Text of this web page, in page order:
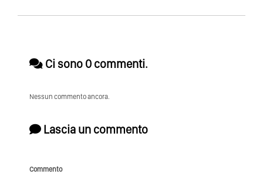
Ci sono 0 commenti.
Nessun commento ancora.
Lascia un commento
Commento